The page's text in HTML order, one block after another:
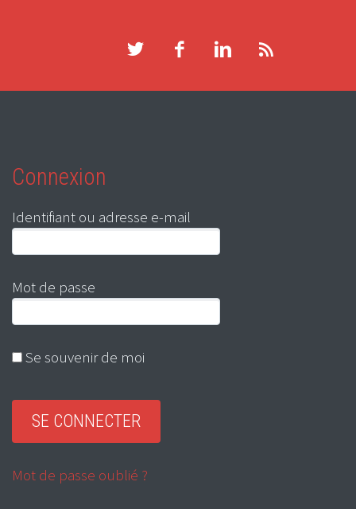
Connexion
Identifiant ou adresse e-mail
Mot de passe
Se souvenir de moi
Mot de passe oublié ?